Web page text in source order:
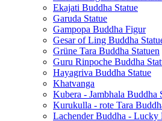
Ekajati Buddha Statue
Garuda Statue
Gampopa Buddha Figur
Gesar of Ling Buddha
Grüne Tara Buddha Statuen
Guru Rinpoche Buddha
Hayagriva Buddha Statue
Khatvanga
Kubera - Jambhala Buddha
Kurukulla - rote Tara
Lachender Buddha - Lucky